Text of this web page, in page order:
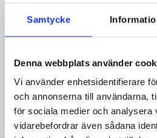
Samtycke
Denna webbplats använder
Vi använder enhetsidentifierare
och annonserna till användarna,
för sociala medier och analysera
vidarebefordrar även sådana
TUNGA UTAN ANSLAG, BÖJD
18=14, A bei H 35,5=31,5, STÅL
UTFÖRANDE 1=UTAN ANSLAG
UTFÖRANDE 2=BÖJD UPPÅT
18=14
26,1=22,1 35,5=31,5